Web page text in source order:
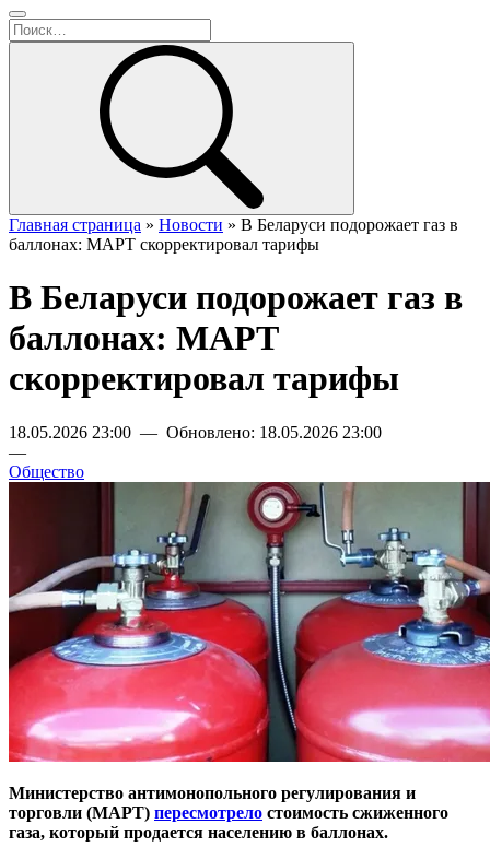
Главная страница » Новости » В Беларуси подорожает газ в
баллонах: МАРТ скорректировал тарифы
В Беларуси подорожает газ в
баллонах: МАРТ
скорректировал тарифы
18.05.2026 23:00 — Обновлено: 18.05.2026 23:00
—
Общество
Министерство антимонопольного регулирования и
торговли (МАРТ) пересмотрело стоимость сжиженного
газа, который продается населению в баллонах.